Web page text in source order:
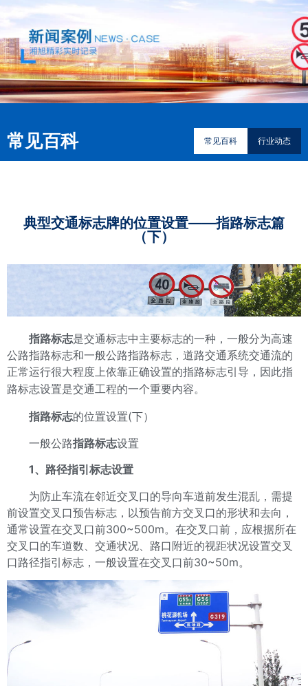
常见百科 常见百科 行业动态
典型交通标志牌的位置设置——指路标志篇
（下）
指路标志是交通标志中主要标志的一种，一般分为高速
公路指路标志和一般公路指路标志，道路交通系统交通流的
正常运行很大程度上依靠正确设置的指路标志引导，因此指
路标志设置是交通工程的一个重要内容。
指路标志的位置设置(下）
一般公路指路标志设置
1、路径指引标志设置
为防止车流在邻近交叉口的导向车道前发生混乱，需提
前设置交叉口预告标志，以预告前方交叉口的形状和去向，
通常设置在交叉口前300~500m。在交叉口前，应根据所在
交叉口的车道数、交通状况、路口附近的视距状况设置交叉
口路径指引标志，一般设置在交叉口前30~50m。